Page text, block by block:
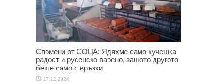
Спомени от СОЦА: Ядяхме само кучешка
радост и русенско варено, защото другото
беше само с връзки
17.12.2024